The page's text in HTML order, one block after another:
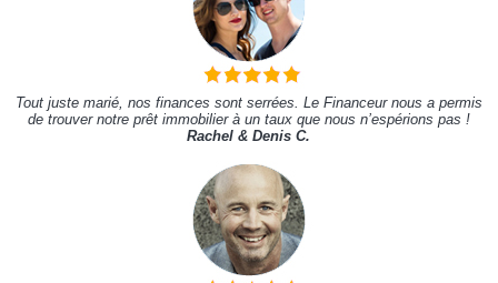
Tout juste marié, nos finances sont serrées. Le Financeur nous a permis
de trouver notre prêt immobilier à un taux que nous n’espérions pas !
Rachel & Denis C.